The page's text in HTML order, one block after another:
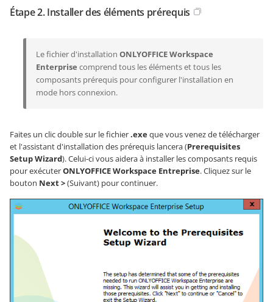
Étape 2. Installer des éléments prérequis
Le fichier d'installation ONLYOFFICE Workspace
Enterprise comprend tous les éléments et tous les
composants prérequis pour configurer l'installation en
mode hors connexion.
Faites un clic double sur le fichier.exeque vous venez de télécharger
et l'assistant d'installation des prérequis lancera (Prerequisites
Setup Wizard). Celui-ci vous aidera à installer les composants requis
pour exécuterONLYOFFICE Workspace Entreprise. Cliquez sur le
bouton Next >(Suivant) pour continuer.